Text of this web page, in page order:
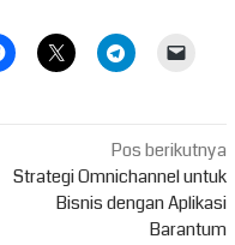
Pos berikutnya
Strategi Omnichannel untuk
Bisnis dengan Aplikasi
Barantum